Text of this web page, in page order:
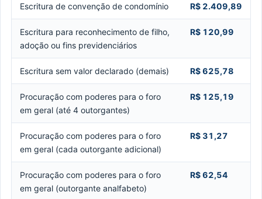
Escritura de convenção de condomínio R$ 2.409,89
Escritura para reconhecimento de filho,
adoção ou fins previdenciários
R$ 120,99
Escritura sem valor declarado (demais) R$ 625,78
Procuração com poderes para o foro
em geral (até 4 outorgantes)
R$ 125,19
Procuração com poderes para o foro
em geral (cada outorgante adicional)
R$ 31,27
Procuração com poderes para o foro
em geral (outorgante analfabeto)
R$ 62,54